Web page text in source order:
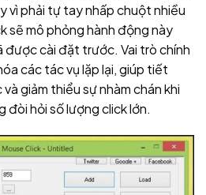
vì phải tự tay nhấp chuột nhiều
sẽ mô phỏng hành động này
được cài đặt trước. Vai trò chính
các tác vụ lặp lại, giúp tiết
giảm thiểu sự nhàm chán khi
hỏi số lượng click lớn.